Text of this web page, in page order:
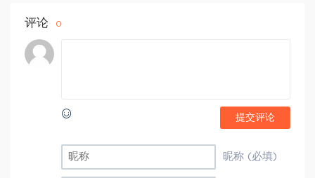
评论 0
提交评论
昵称 (必填)